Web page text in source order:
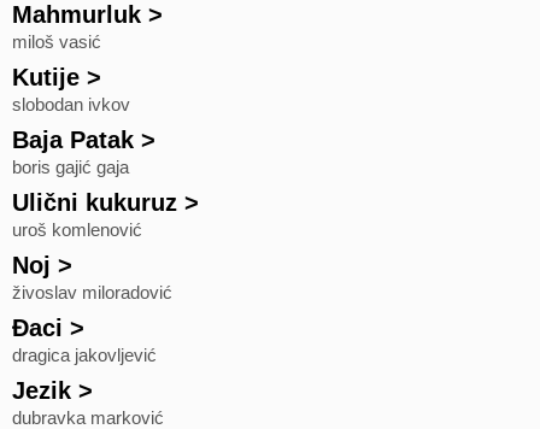
Mahmurluk >
miloš vasić
Kutije >
slobodan ivkov
Baja Patak >
boris gajić gaja
Ulični kukuruz >
uroš komlenović
Noj >
živoslav miloradović
Đaci >
dragica jakovljević
Jezik >
dubravka marković